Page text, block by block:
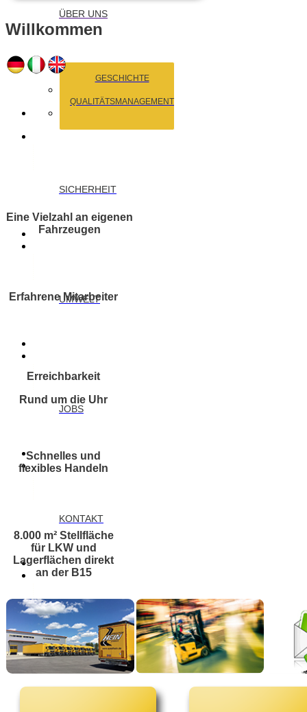
ÜBER UNS
GESCHICHTE
QUALITÄTSMANAGEMENT
SICHERHEIT
UMWELT
JOBS
KONTAKT
Willkommen
Eine Vielzahl an eigenen
Fahrzeugen
Erfahrene Mitarbeiter
Erreichbarkeit
Rund um die Uhr
Schnelles und
flexibles Handeln
8.000 m² Stellfläche
für LKW und
Lagerflächen direkt
an der B15